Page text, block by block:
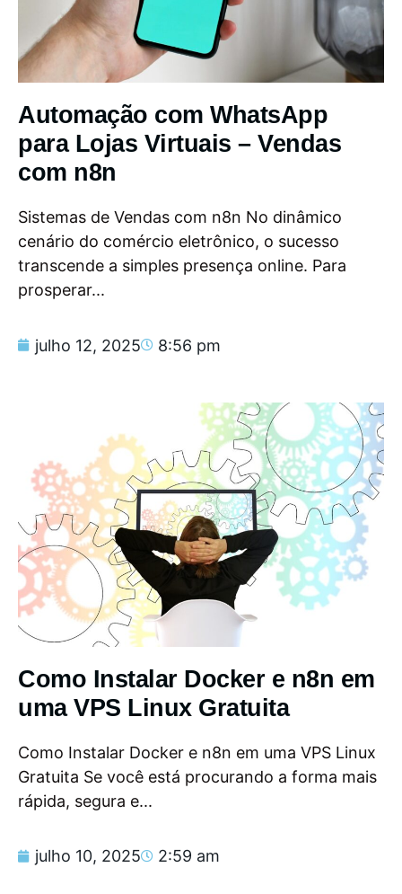
Automação com WhatsApp
para Lojas Virtuais – Vendas
com n8n
Sistemas de Vendas com n8n No dinâmico
cenário do comércio eletrônico, o sucesso
transcende a simples presença online. Para
prosperar...
julho 12, 2025 8:56 pm
Como Instalar Docker e n8n em
uma VPS Linux Gratuita
Como Instalar Docker e n8n em uma VPS Linux
Gratuita Se você está procurando a forma mais
rápida, segura e...
julho 10, 2025 2:59 am